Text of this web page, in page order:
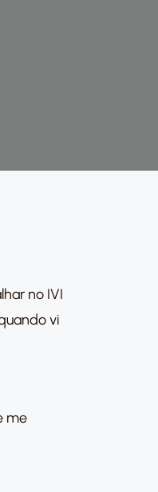
no IVI
vi
me